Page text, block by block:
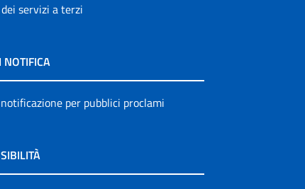
servizi a terzi
NOTIFICA
per pubblici proclami